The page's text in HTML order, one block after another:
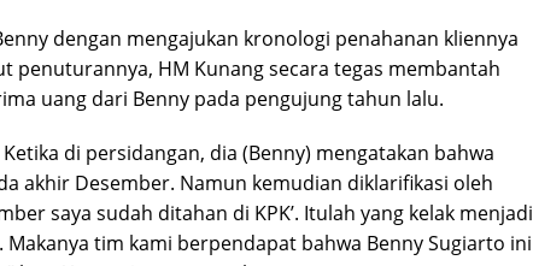
dengan mengajukan kronologi penahanan kliennya
penuturannya, HM Kunang secara tegas membantah
uang dari Benny pada pengujung tahun lalu.
di persidangan, dia (Benny) mengatakan bahwa
akhir Desember. Namun kemudian diklarifikasi oleh
saya sudah ditahan di KPK’. Itulah yang kelak menjadi
tim kami berpendapat bahwa Benny Sugiarto ini